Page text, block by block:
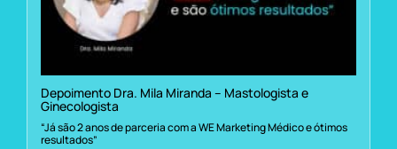
Depoimento Dra. Mila Miranda – Mastologista e
Ginecologista
“Já são 2 anos de parceria com a WE Marketing Médico e ótimos
resultados”